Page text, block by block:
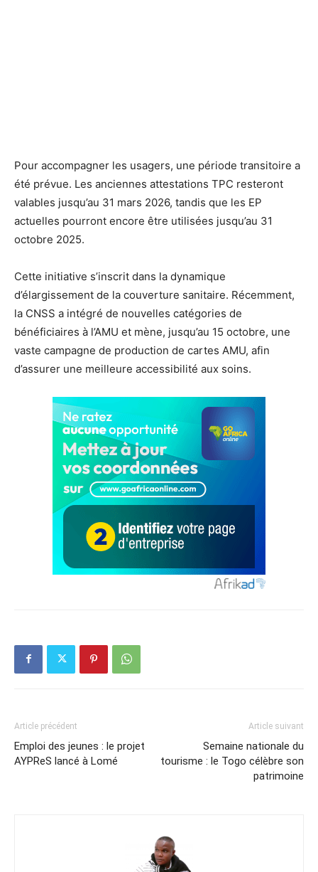
Pour accompagner les usagers, une période transitoire a
été prévue. Les anciennes attestations TPC resteront
valables jusqu’au 31 mars 2026, tandis que les EP
actuelles pourront encore être utilisées jusqu’au 31
octobre 2025.
Cette initiative s’inscrit dans la dynamique
d’élargissement de la couverture sanitaire. Récemment,
la CNSS a intégré de nouvelles catégories de
bénéficiaires à l’AMU et mène, jusqu’au 15 octobre, une
vaste campagne de production de cartes AMU, afin
d’assurer une meilleure accessibilité aux soins.
Article précédent
Emploi des jeunes : le projet
AYPReS lancé à Lomé
Article suivant
Semaine nationale du
tourisme : le Togo célèbre son
patrimoine